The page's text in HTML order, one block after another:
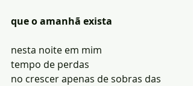
que o amanhã exista
nesta noite em mim
tempo de perdas
no crescer apenas de sobras das